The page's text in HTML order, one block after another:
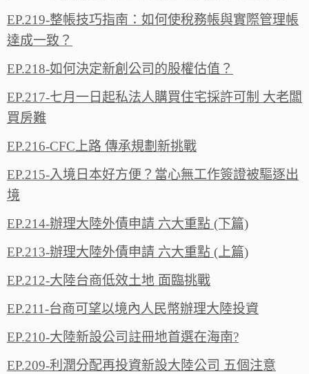
EP.219-整帳技巧指南：如何使稅務帳與實際管理帳
達成一致？
EP.218-如何決定新創公司的股權估值？
EP.217-七月一日起私法人購買住宅採許可制 大老闆
買房難
EP.216-CFC上路 傳承規劃新挑戰
EP.215-入境日本好方便？當心無工作簽證被驅逐出
境
EP.214-辦理大陸外債申請 六大重點 (下篇)
EP.213-辦理大陸外債申請 六大重點 (上篇)
EP.212-大陸台商低效土地 面臨挑戰
EP.211-台商可望以境內人民幣辦理大陸投資
EP.210-大陸新設公司註冊地首選在海南?
EP.209-利潤分配再投資新設大陸公司 五個注意